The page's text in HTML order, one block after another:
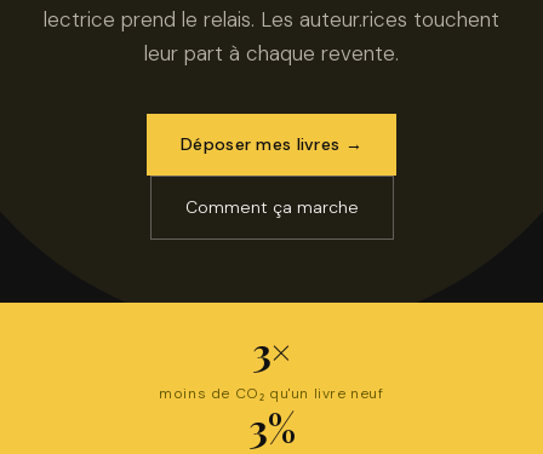
lectrice prend le relais. Les auteur.rices touchent
leur part à chaque revente.
Déposer mes livres →
Comment ça marche
3×
moins de CO₂ qu'un livre neuf
3%